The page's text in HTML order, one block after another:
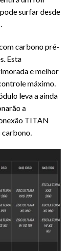
surfar desde
carbono pré-
Esta
e melhor
máximo.
leva a ainda
a
TITAN
carbono.